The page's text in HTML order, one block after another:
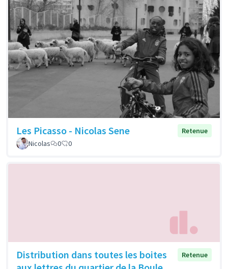
Les Picasso - Nicolas Sene
Retenue
Nicolas
0 0
Distribution dans toutes les boites
Retenue